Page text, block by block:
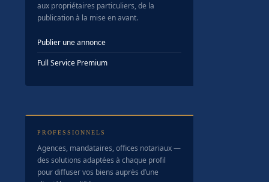
aux propriétaires particuliers, de la
publication à la mise en avant.
Publier une annonce
Full Service Premium
PROFESSIONNELS
Agences, mandataires, offices notariaux —
des solutions adaptées à chaque profil
pour diffuser vos biens auprès d’une